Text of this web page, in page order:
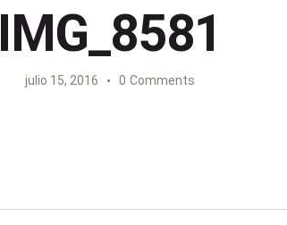
IMG_8581
julio 15, 2016 0 Comments